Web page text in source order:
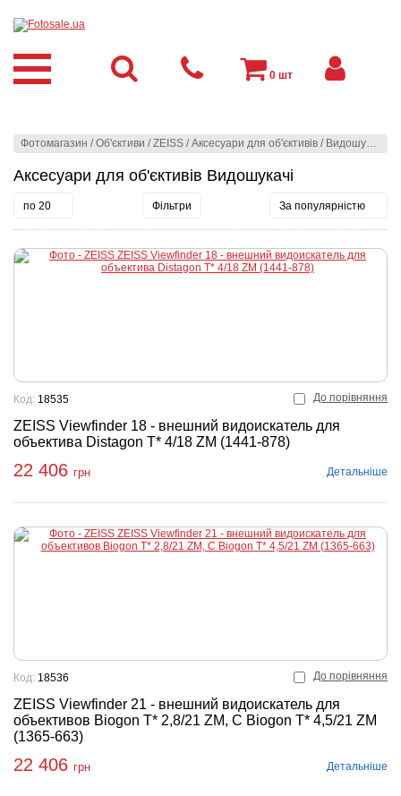
Фотомагазин /Об'єктиви /ZEISS /Аксесуари для об'єктивів / Видошукачі
Аксесуари для об'єктивів Видошукачі
по 20 Фільтри За популярністю
До порівняння
ZEISS Viewfinder 18 - внешний видоискатель для
объектива Distagon T* 4/18 ZM (1441-878)
Код: 18535
22 406 грн Детальніше
До порівняння
ZEISS Viewfinder 21 - внешний видоискатель для
объективов Biogon T* 2,8/21 ZM, C Biogon T* 4,5/21 ZM
(1365-663)
Код: 18536
22 406 грн Детальніше
0 шт